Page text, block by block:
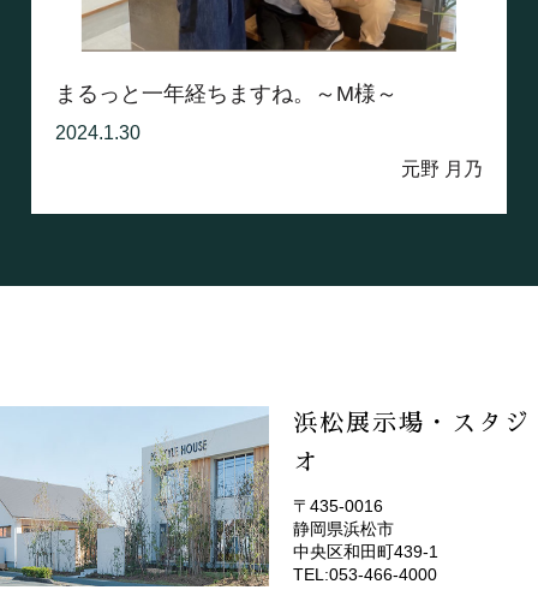
まるっと一年経ちますね。～M様～
2024.1.30
元野 月乃
浜松展示場・スタジ
オ
(EMOTOP浜松)
〒435-0016
静岡県浜松市
中央区和田町439-1
TEL:053-466-4000